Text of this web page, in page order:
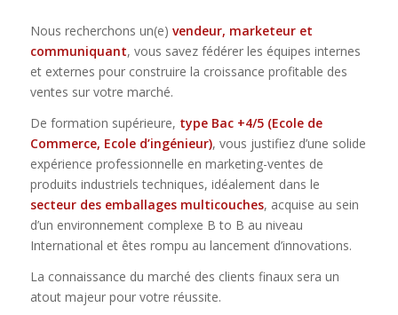
Nous recherchons un(e) vendeur, marketeur et
communiquant, vous savez fédérer les équipes internes
et externes pour construire la croissance profitable des
ventes sur votre marché.
De formation supérieure, type Bac +4/5 (Ecole de
Commerce, Ecole d’ingénieur), vous justifiez d’une solide
expérience professionnelle en marketing-ventes de
produits industriels techniques, idéalement dans le
secteur des emballages multicouches, acquise au sein
d’un environnement complexe B to B au niveau
International et êtes rompu au lancement d’innovations.
La connaissance du marché des clients finaux sera un
atout majeur pour votre réussite.